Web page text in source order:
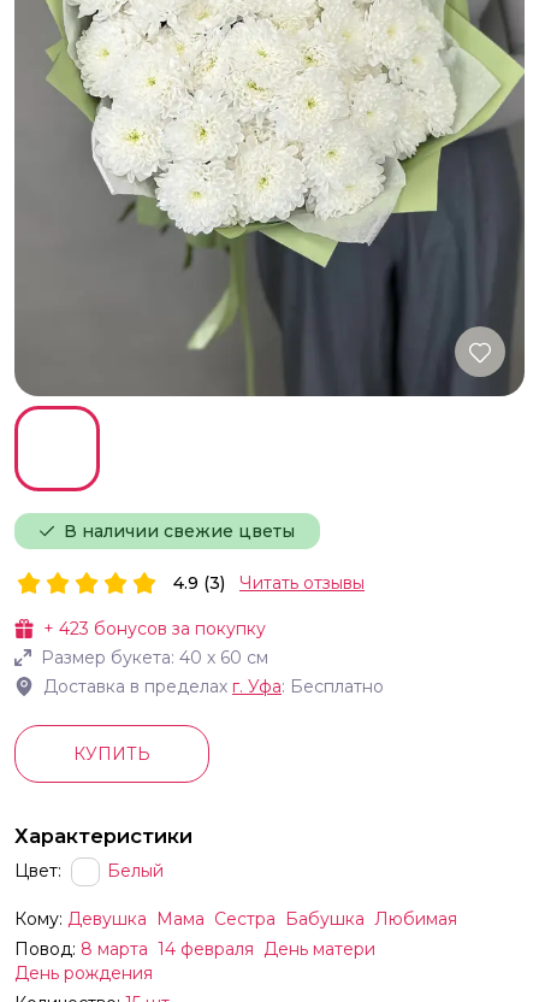
В наличии свежие цветы
+ 423 бонусов за покупку
Размер букета: 40 х 60 см
Доставка в пределах г. Уфа: Бесплатно
4.9 (3) Читать отзывы
КУПИТЬ
Характеристики
Цвет: Белый
Кому: Девушка Мама Сестра Бабушка Любимая
Повод: 8 марта 14 февраля День матери
День рождения